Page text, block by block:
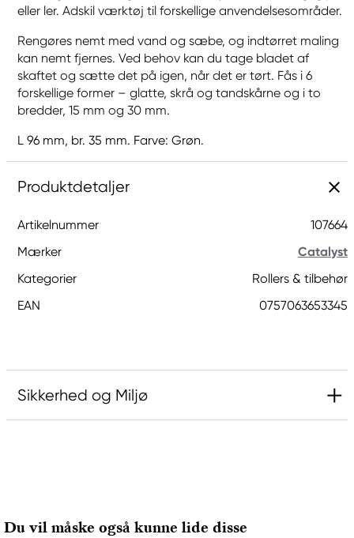
eller ler. Adskil værktøj til forskellige anvendelsesområder.
Rengøres nemt med vand og sæbe, og indtørret maling
kan nemt fjernes. Ved behov kan du tage bladet af
skaftet og sætte det på igen, når det er tørt. Fås i 6
forskellige former – glatte, skrå og tandskårne og i to
bredder, 15 mm og 30 mm.
L 96 mm, br. 35 mm. Farve: Grøn.
Produktdetaljer
Artikelnummer
107664
Mærker
Catalyst
Kategorier
Rollers & tilbehør
EAN
0757063653345
Sikkerhed og Miljø
20016 Pero (MI) Italy
Du vil måske også kunne lide disse